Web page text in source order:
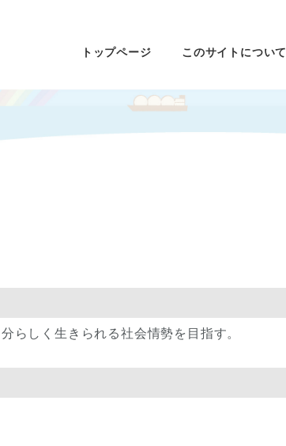
トップページ このサイトについて
らしく生きられる社会情勢を目指す。